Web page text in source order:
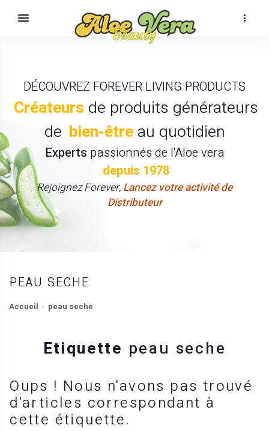
DÉCOUVREZ FOREVER LIVING PRODUCTS
Créateurs de produits générateurs
de bien-êtreau quotidien
Experts passionnés de l'Aloe vera
depuis 1978
Rejoignez Forever, Lancez votre activité de
Distributeur
PEAU SECHE
Accueil peau seche
Etiquette peau seche
Oups ! Nous n'avons pas trouvé
d'articles correspondant à
cette étiquette.